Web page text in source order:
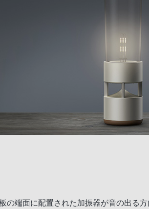
端面に配置された加振器が音の出る